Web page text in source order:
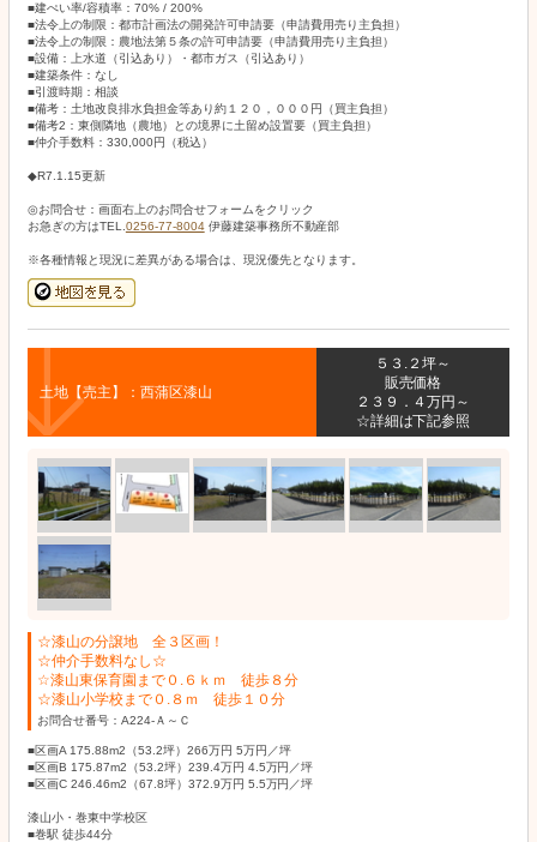
■建ぺい率/容積率：70% / 200%
■法令上の制限：都市計画法の開発許可申請要（申請費用売り主負担）
■法令上の制限：農地法第５条の許可申請要（申請費用売り主負担）
■設備：上水道（引込あり）・都市ガス（引込あり）
■建築条件：なし
■引渡時期：相談
■備考：土地改良排水負担金等あり約１２０，０００円（買主負担）
■備考2：東側隣地（農地）との境界に土留め設置要（買主負担）
■仲介手数料：330,000円（税込）
◆R7.1.15更新
◎お問合せ：画面右上のお問合せフォームをクリック
お急ぎの方はTEL. 0256-77-8004伊藤建築事務所不動産部
※各種情報と現況に差異がある場合は、現況優先となります。
土地【売主】：西蒲区漆山
５３.２坪～
販売価格
２３９．４万円～
☆詳細は下記参照
☆漆山の分譲地 全３区画！
☆仲介手数料なし☆
☆漆山東保育園まで０.６ｋｍ 徒歩８分
☆漆山小学校まで０.８ｍ 徒歩１０分
お問合せ番号：A224-Ａ～Ｃ
■区画A 175.88m2（53.2坪）266万円 5万円／坪
■区画B 175.87m2（53.2坪）239.4万円 4.5万円／坪
■区画C 246.46m2（67.8坪）372.9万円 5.5万円／坪
漆山小・巻東中学校区
■巻駅 徒歩44分